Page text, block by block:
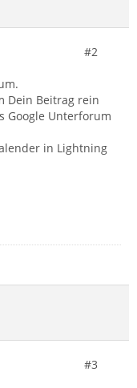
#2
Dein Beitrag rein
Google Unterforum
in Lightning
#3